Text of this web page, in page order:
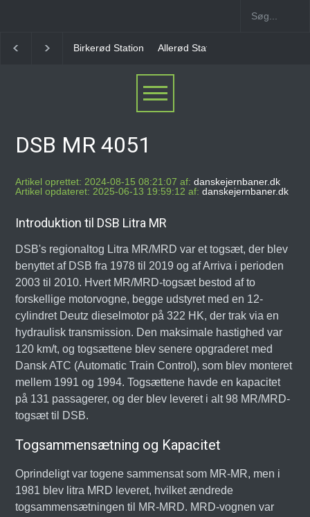
Birkerød Station Allerød Station
DSB MR 4051
Artikel oprettet: 2024-08-15 08:21:07 af: danskejernbaner.dk
Artikel opdateret: 2025-06-13 19:59:12 af: danskejernbaner.dk
Introduktion til DSB Litra MR
DSB's regionaltog Litra MR/MRD var et togsæt, der blev
benyttet af DSB fra 1978 til 2019 og af Arriva i perioden
2003 til 2010. Hvert MR/MRD-togsæt bestod af to
forskellige motorvogne, begge udstyret med en 12-
cylindret Deutz dieselmotor på 322 HK, der trak via en
hydraulisk transmission. Den maksimale hastighed var
120 km/t, og togsættene blev senere opgraderet med
Dansk ATC (Automatic Train Control), som blev monteret
mellem 1991 og 1994. Togsættene havde en kapacitet
på 131 passagerer, og der blev leveret i alt 98 MR/MRD-
togsæt til DSB.
Togsammensætning og Kapacitet
Oprindeligt var togene sammensat som MR-MR, men i
1981 blev litra MRD leveret, hvilket ændrede
togsammensætningen til MR-MRD. MRD-vognen var